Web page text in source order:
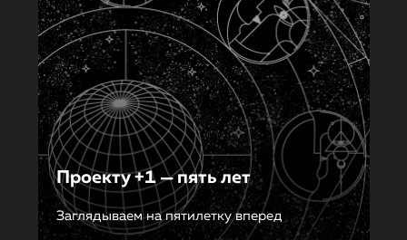
Проекту +1 — пять лет
Заглядываем на пятилетку вперед